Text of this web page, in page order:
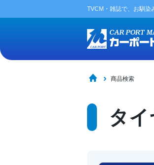
TVCM・雑誌で、お馴染
商品検索
タ